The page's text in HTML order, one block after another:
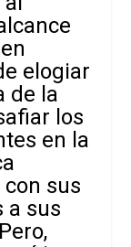
elogiar
de la
los
en la
sus
a sus